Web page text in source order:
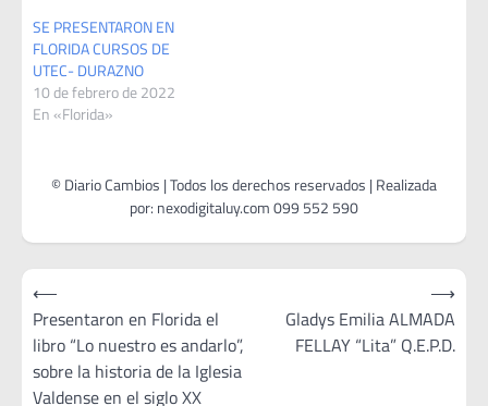
SE PRESENTARON EN
FLORIDA CURSOS DE
UTEC- DURAZNO
10 de febrero de 2022
En «Florida»
Navegación
de
entradas
⟵
Presentaron en Florida el
libro “Lo nuestro es andarlo”,
sobre la historia de la Iglesia
Valdense en el siglo XX
Gladys Emilia ALMADA
FELLAY “Lita” Q.E.P.D.
⟶